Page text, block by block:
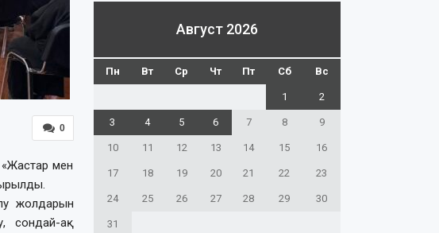
0
мен
жолдарын
сондай-ақ
Август 2026
Пн Вт Ср Чт Пт Сб Вс
1 2
3 4 5 6 7 8 9
10 11 12 13 14 15 16
17 18 19 20 21 22 23
24 25 26 27 28 29 30
31